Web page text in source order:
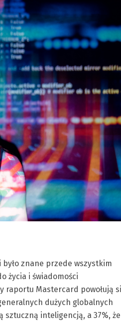
znane przede wszystkim
życia i świadomości
raportu Mastercard powołują
dużych globalnych
sztuczną inteligencją, a 37%, że